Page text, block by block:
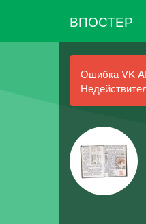
ВПОСТЕР
Ошибка VK